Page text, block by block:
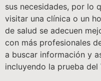
sus necesidades, por lo
visitar una clínica o un
de salud se adecuen
con más profesionales
a buscar información y
incluyendo la prueba del